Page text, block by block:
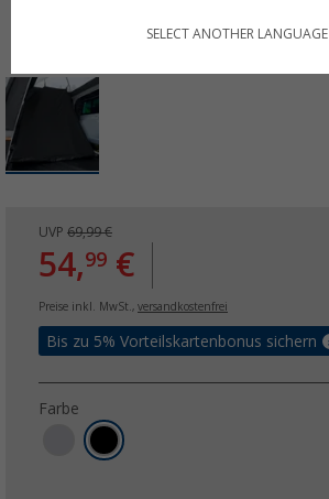
UVP 69,99 €
54,99 €
Preise inkl. MwSt., versandkostenfrei
Bis zu 5% Vorteilskartenbonus sichern
Farbe
SELECT ANOTHER LANGUAGE